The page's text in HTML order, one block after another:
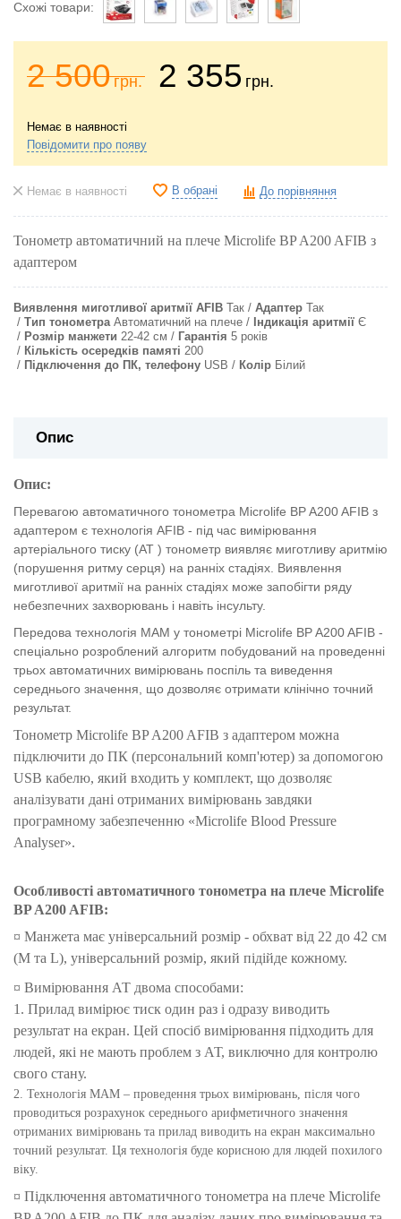
Схожі товари:
2 500грн. 2 355 грн.
Немає в наявності
Повідомити про появу
Немає в наявності В обрані До порівняння
Тонометр автоматичний на плече Microlife BP A200 AFIB з
адаптером
Виявлення миготливої аритмії AFIB Так Адаптер
Так
Тип тонометра Автоматичний на плече Індикація аритмії Є
Розмір манжети 22-42 см Гарантія 5 років
Кількість осередків памяті 200
Підключення до ПК, телефону USB Колір Білий
Опис
Опис:
Перевагою автоматичного тонометра Microlife BP A200 AFIB з
адаптером є технологія AFIB - під час вимірювання
артеріального тиску (АТ ) тонометр виявляє миготливу аритмію
(порушення ритму серця) на ранніх стадіях. Виявлення
миготливої ​​аритмії на ранніх стадіях може запобігти ряду
небезпечних захворювань і навіть інсульту.
Передова технологія МАМ у тонометрі Microlife BP A200 AFIB -
спеціально розроблений алгоритм побудований на проведенні
трьох автоматичних вимірювань поспіль та виведення
середнього значення, що дозволяє отримати клінічно точний
результат.
Тонометр Microlife BP A200 AFIB з адаптером можна
підключити до ПК (персональний комп'ютер) за допомогою
USB кабелю, який входить у комплект, що дозволяє
аналізувати дані отриманих вимірювань завдяки
програмному забезпеченню «Microlife Blood Pressure
Analyser».
Особливості автоматичного тонометра на плече Microlife
BP A200 AFIB:
¤ Манжета має універсальний розмір - обхват від 22 до 42 см
(M та L), універсальний розмір, який підійде кожному.
¤ Вимірювання АТ двома способами:
1. Прилад вимірює тиск один раз і одразу виводить
результат на екран. Цей спосіб вимірювання підходить для
людей, які не мають проблем з АТ, виключно для контролю
свого стану.
2. Технологія МАМ – проведення трьох вимірювань, після чого
проводиться розрахунок середнього арифметичного значення
отриманих вимірювань та прилад виводить на екран максимально
точний результат. Ця технологія буде корисною для людей похилого
віку.
¤ Підключення автоматичного тонометра на плече Microlife